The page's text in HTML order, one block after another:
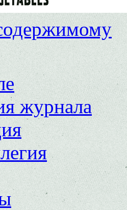
журнала